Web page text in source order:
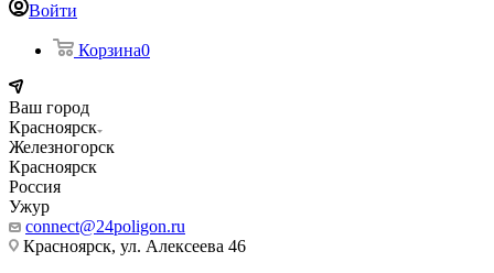
Войти
Корзина0
Ваш город
Красноярск
Железногорск
Красноярск
Россия
Ужур
connect@24poligon.ru
Красноярск, ул. Алексеева 46